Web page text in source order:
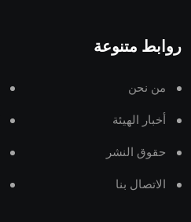
روابط متنوعة
من نحن
أخبار الهيئة
حقوق النشر
الاتصال بنا